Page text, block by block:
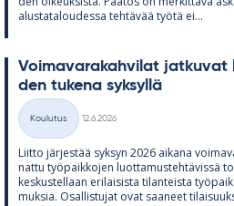
alus­ta­ta­lou­dessa teh­tä­vää työtä ei...
Voi­ma­va­ra­kah­vi­lat
den tu­kena syk­syllä
Kategoriat
Koulutus
12.6.2026
Liitto jär­jes­tää syk­syn 2026 ai­kana
nattu työ­paik­ko­jen luot­ta­mus­teh­tä­vissä
kes­kus­tel­laan eri­lai­sista ti­lan­teista
muk­sia. Osal­lis­tu­jat ovat saa­neet